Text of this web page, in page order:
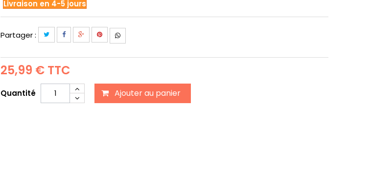
Livraison en 4-5 jours
Partager :
25,99 € TTC
Quantité Ajouter au panier